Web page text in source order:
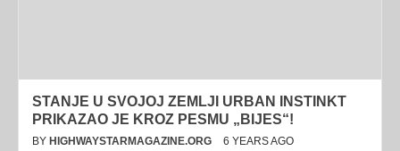
STANJE U SVOJOJ ZEMLJI URBAN INSTINKT
PRIKAZAO JE KROZ PESMU „BIJES“!
BY HIGHWAYSTARMAGAZINE.ORG 6 YEARS AGO